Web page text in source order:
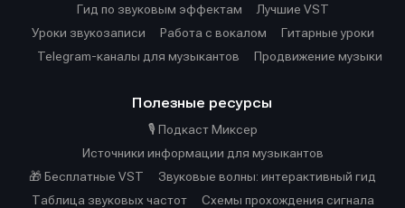
Гид по звуковым эффектам
Лучшие VST
Уроки звукозаписи
Работа с вокалом
Гитарные уроки
Telegram-каналы для музыкантов
Продвижение музыки
Полезные ресурсы
🎙️ Подкаст Миксер
Источники информации для музыкантов
🎁 Бесплатные VST
Звуковые волны: интерактивный гид
Таблица звуковых частот
Cхемы прохождения сигнала